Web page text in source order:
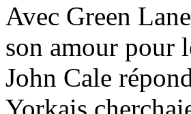
Avec Green
son amour pour
John Cale
Yorkais